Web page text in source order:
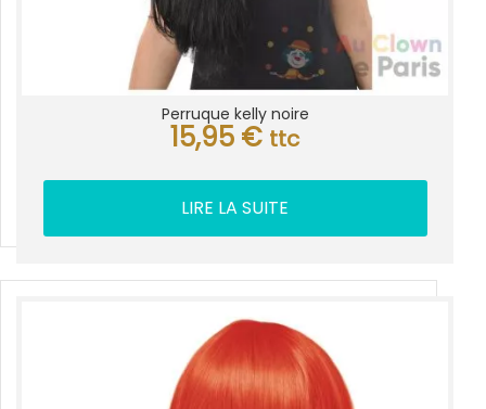
Perruque kelly noire
15,95 € ttc
LIRE LA SUITE